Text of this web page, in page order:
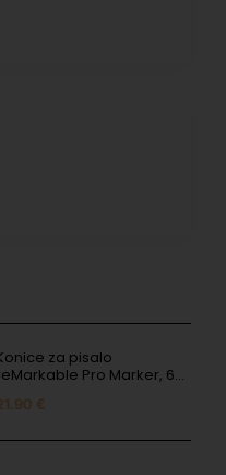
za pisalo
Pro Marker, 6
€